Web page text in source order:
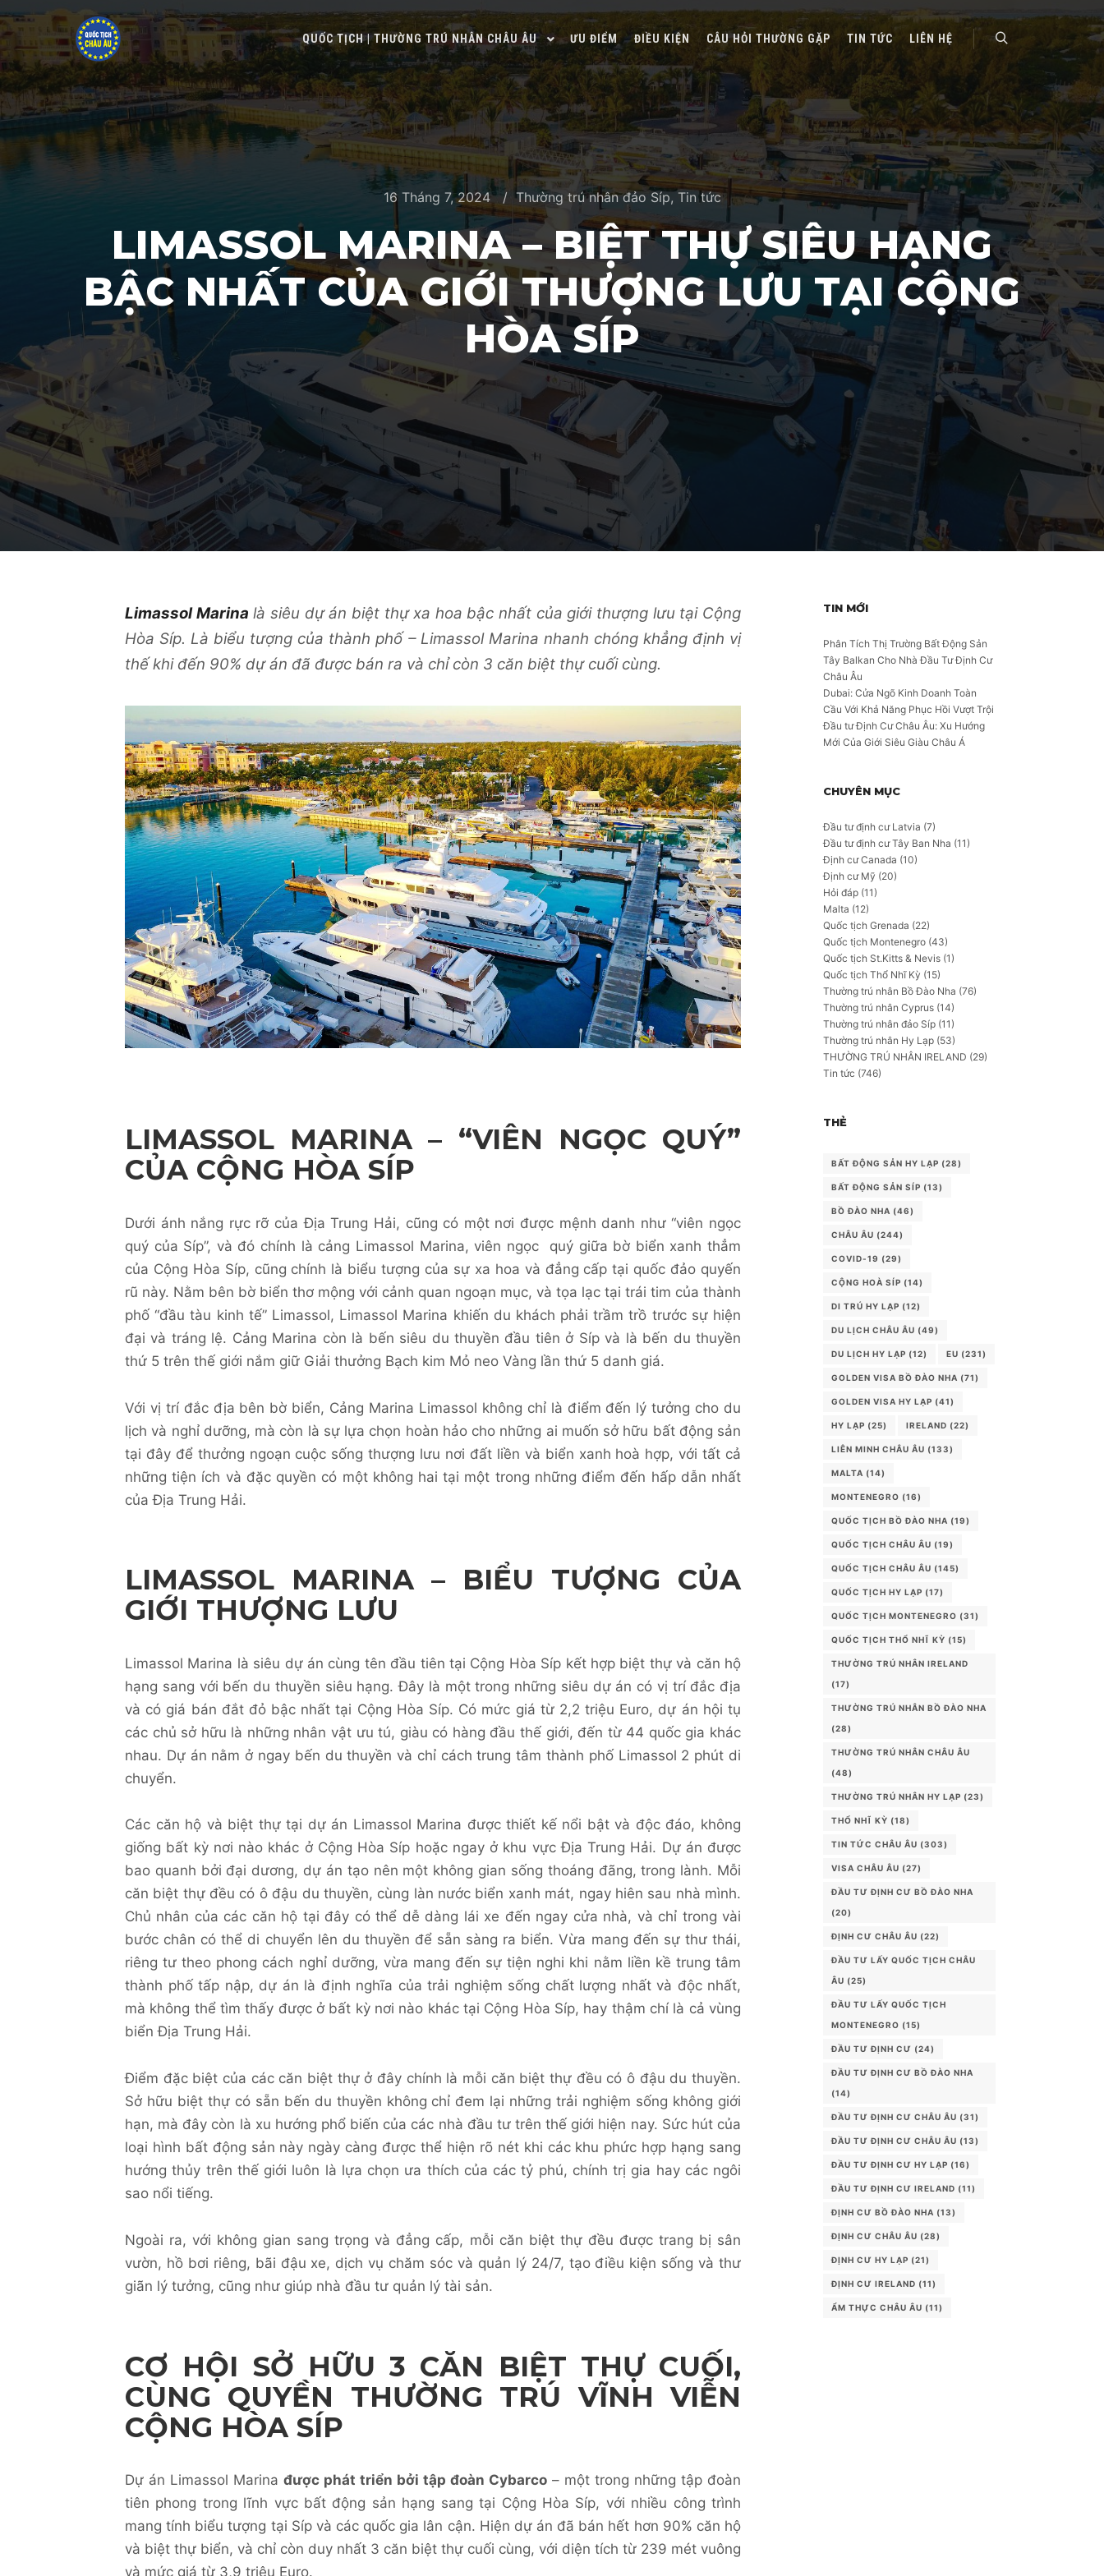
QUỐC TỊCH | THƯỜNG TRÚ NHÂN CHÂU ÂU ƯU ĐIỂM ĐIỀU KIỆN CÂU HỎI THƯỜNG GẶP TIN TỨC LIÊN HỆ
Search
16 Tháng 7, 2024 Thường trú nhân đảo Síp, Tin tức
LIMASSOL MARINA – BIỆT THỰ SIÊU HẠNG
BẬC NHẤT CỦA GIỚI THƯỢNG LƯU TẠI CỘNG
HÒA SÍP
Limassol Marina là siêu dự án biệt thự xa hoa bậc nhất của giới thượng lưu tại Cộng
Hòa Síp. Là biểu tượng của thành phố – Limassol Marina nhanh chóng khẳng định vị
thế khi đến 90% dự án đã được bán ra và chỉ còn 3 căn biệt thự cuối cùng.
LIMASSOL MARINA – “VIÊN NGỌC QUÝ”
CỦA CỘNG HÒA SÍP
Dưới ánh nắng rực rỡ của Địa Trung Hải, cũng có một nơi được mệnh danh như “viên ngọc
quý của Síp”, và đó chính là cảng Limassol Marina, viên ngọc quý giữa bờ biển xanh thẳm
của Cộng Hòa Síp, cũng chính là biểu tượng của sự xa hoa và đẳng cấp tại quốc đảo quyến
rũ này. Nằm bên bờ biển thơ mộng với cảnh quan ngoạn mục, và tọa lạc tại trái tim của thành
phố “đầu tàu kinh tế” Limassol, Limassol Marina khiến du khách phải trầm trồ trước sự hiện
đại và tráng lệ. Cảng Marina còn là bến siêu du thuyền đầu tiên ở Síp và là bến du thuyền
thứ 5 trên thế giới nắm giữ Giải thưởng Bạch kim Mỏ neo Vàng lần thứ 5 danh giá.
Với vị trí đắc địa bên bờ biển, Cảng Marina Limassol không chỉ là điểm đến lý tưởng cho du
lịch và nghỉ dưỡng, mà còn là sự lựa chọn hoàn hảo cho những ai muốn sở hữu bất động sản
tại đây để thưởng ngoạn cuộc sống thượng lưu nơi đất liền và biển xanh hoà hợp, với tất cả
những tiện ích và đặc quyền có một không hai tại một trong những điểm đến hấp dẫn nhất
của Địa Trung Hải.
LIMASSOL MARINA – BIỂU TƯỢNG CỦA
GIỚI THƯỢNG LƯU
Limassol Marina là siêu dự án cùng tên đầu tiên tại Cộng Hòa Síp kết hợp biệt thự và căn hộ
hạng sang với bến du thuyền siêu hạng. Đây là một trong những siêu dự án có vị trí đắc địa
và có giá bán đắt đỏ bậc nhất tại Cộng Hòa Síp. Có mức giá từ 2,2 triệu Euro, dự án hội tụ
các chủ sở hữu là những nhân vật ưu tú, giàu có hàng đầu thế giới, đến từ 44 quốc gia khác
nhau. Dự án nằm ở ngay bến du thuyền và chỉ cách trung tâm thành phố Limassol 2 phút di
chuyển.
Các căn hộ và biệt thự tại dự án Limassol Marina được thiết kế nổi bật và độc đáo, không
giống bất kỳ nơi nào khác ở Cộng Hòa Síp hoặc ngay ở khu vực Địa Trung Hải. Dự án được
bao quanh bởi đại dương, dự án tạo nên một không gian sống thoáng đãng, trong lành. Mỗi
căn biệt thự đều có ô đậu du thuyền, cùng làn nước biển xanh mát, ngay hiên sau nhà mình.
Chủ nhân của các căn hộ tại đây có thể dễ dàng lái xe đến ngay cửa nhà, và chỉ trong vài
bước chân có thể di chuyển lên du thuyền để sẵn sàng ra biển. Vừa mang đến sự thư thái,
riêng tư theo phong cách nghỉ dưỡng, vừa mang đến sự tiện nghi khi nằm liền kề trung tâm
thành phố tấp nập, dự án là định nghĩa của trải nghiệm sống chất lượng nhất và độc nhất,
mà không thể tìm thấy được ở bất kỳ nơi nào khác tại Cộng Hòa Síp, hay thậm chí là cả vùng
biển Địa Trung Hải.
Điểm đặc biệt của các căn biệt thự ở đây chính là mỗi căn biệt thự đều có ô đậu du thuyền.
Sở hữu biệt thự có sẵn bến du thuyền không chỉ đem lại những trải nghiệm sống không giới
hạn, mà đây còn là xu hướng phổ biến của các nhà đầu tư trên thế giới hiện nay. Sức hút của
loại hình bất động sản này ngày càng được thể hiện rõ nét khi các khu phức hợp hạng sang
hướng thủy trên thế giới luôn là lựa chọn ưa thích của các tỷ phú, chính trị gia hay các ngôi
sao nổi tiếng.
Ngoài ra, với không gian sang trọng và đẳng cấp, mỗi căn biệt thự đều được trang bị sân
vườn, hồ bơi riêng, bãi đậu xe, dịch vụ chăm sóc và quản lý 24/7, tạo điều kiện sống và thư
giãn lý tưởng, cũng như giúp nhà đầu tư quản lý tài sản.
CƠ HỘI SỞ HỮU 3 CĂN BIỆT THỰ CUỐI,
CÙNG QUYỀN THƯỜNG TRÚ VĨNH VIỄN
CỘNG HÒA SÍP
Dự án Limassol Marina được phát triển bởi tập đoàn Cybarco – một trong những tập đoàn
tiên phong trong lĩnh vực bất động sản hạng sang tại Cộng Hòa Síp, với nhiều công trình
mang tính biểu tượng tại Síp và các quốc gia lân cận. Hiện dự án đã bán hết hơn 90% căn hộ
và biệt thự biển, và chỉ còn duy nhất 3 căn biệt thự cuối cùng, với diện tích từ 239 mét vuông
và mức giá từ 3,9 triệu Euro.
TIN MỚI
Phân Tích Thị Trường Bất Động Sản
Tây Balkan Cho Nhà Đầu Tư Định Cư
Châu Âu
Dubai: Cửa Ngõ Kinh Doanh Toàn
Cầu Với Khả Năng Phục Hồi Vượt Trội
Đầu tư Định Cư Châu Âu: Xu Hướng
Mới Của Giới Siêu Giàu Châu Á
CHUYÊN MỤC
Đầu tư định cư Latvia (7)
Đầu tư định cư Tây Ban Nha (11)
Định cư Canada (10)
Định cư Mỹ (20)
Hỏi đáp (11)
Malta (12)
Quốc tịch Grenada (22)
Quốc tịch Montenegro (43)
Quốc tịch St.Kitts & Nevis (1)
Quốc tịch Thổ Nhĩ Kỳ (15)
Thường trú nhân Bồ Đào Nha (76)
Thường trú nhân Cyprus (14)
Thường trú nhân đảo Síp (11)
Thường trú nhân Hy Lạp (53)
THƯỜNG TRÚ NHÂN IRELAND (29)
Tin tức (746)
THẺ
BẤT ĐỘNG SẢN HY LẠP (28)
BẤT ĐỘNG SẢN SÍP (13)
BỒ ĐÀO NHA (46)
CHÂU ÂU (244)
COVID-19 (29)
CỘNG HOÀ SÍP (14)
DI TRÚ HY LẠP (12)
DU LỊCH CHÂU ÂU (49)
DU LỊCH HY LẠP (12) EU (231)
GOLDEN VISA BỒ ĐÀO NHA (71)
GOLDEN VISA HY LẠP (41)
HY LẠP (25) IRELAND (22)
LIÊN MINH CHÂU ÂU (133)
MALTA (14)
MONTENEGRO (16)
QUỐC TỊCH BỒ ĐÀO NHA (19)
QUỐC TỊCH CHÂU ÂU (19)
QUỐC TỊCH CHÂU ÂU (145)
QUỐC TỊCH HY LẠP (17)
QUỐC TỊCH MONTENEGRO (31)
QUỐC TỊCH THỔ NHĨ KỲ (15)
THƯỜNG TRÚ NHÂN IRELAND
(17)
THƯỜNG TRÚ NHÂN BỒ ĐÀO NHA
(28)
THƯỜNG TRÚ NHÂN CHÂU ÂU
(48)
THƯỜNG TRÚ NHÂN HY LẠP (23)
THỔ NHĨ KỲ (18)
TIN TỨC CHÂU ÂU (303)
VISA CHÂU ÂU (27)
ĐẦU TƯ ĐỊNH CƯ BỒ ĐÀO NHA
(20)
ĐỊNH CƯ CHÂU ÂU (22)
ĐẦU TƯ LẤY QUỐC TỊCH CHÂU
ÂU (25)
ĐẦU TƯ LẤY QUỐC TỊCH
MONTENEGRO (15)
ĐẦU TƯ ĐỊNH CƯ (24)
ĐẦU TƯ ĐỊNH CƯ BỒ ĐÀO NHA
(14)
ĐẦU TƯ ĐỊNH CƯ CHÂU ÂU (31)
ĐẦU TƯ ĐỊNH CƯ CHÂU ÂU (13)
ĐẦU TƯ ĐỊNH CƯ HY LẠP (16)
ĐẦU TƯ ĐỊNH CƯ IRELAND (11)
ĐỊNH CƯ BỒ ĐÀO NHA (13)
ĐỊNH CƯ CHÂU ÂU (28)
ĐỊNH CƯ HY LẠP (21)
ĐỊNH CƯ IRELAND (11)
ẨM THỰC CHÂU ÂU (11)